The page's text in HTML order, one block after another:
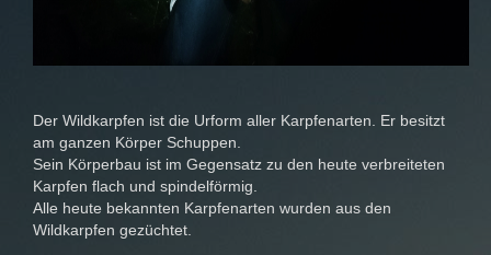
Der Wildkarpfen ist die Urform aller Karpfenarten. Er besitzt
am ganzen Körper Schuppen.
Sein Körperbau ist im Gegensatz zu den heute verbreiteten
Karpfen flach und spindelförmig.
Alle heute bekannten Karpfenarten wurden aus den
Wildkarpfen gezüchtet.